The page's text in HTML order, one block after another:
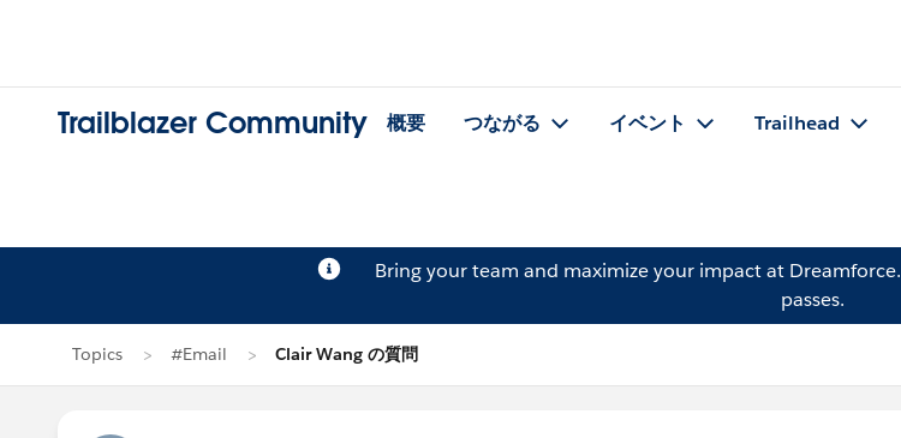
Trailblazer Community 概要 つながる イベント Trailhead
Bring your team and maximize your impact at Dreamforce.
passes.
Topics #Email Clair Wang の質問